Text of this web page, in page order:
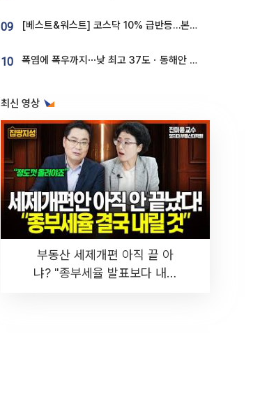
09 [베스트&워스트] 코스닥 10% 급반등…본느, 최대주주 변경 기대에 270% 폭등
10 폭염에 폭우까지⋯낮 최고 37도ㆍ동해안 강한 비 [날씨]
최신 영상
부동산 세제개편 아직 끝 아
냐? "종부세율 발표보다 내릴